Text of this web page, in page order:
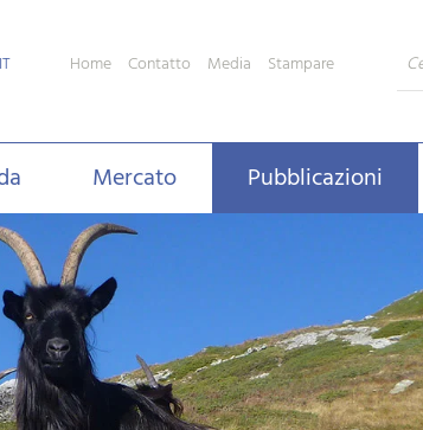
IT Home Contatto Media Stampare
Mercato Pubblicazioni